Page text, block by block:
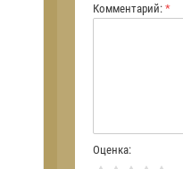
Комментарий: *
Оценка: